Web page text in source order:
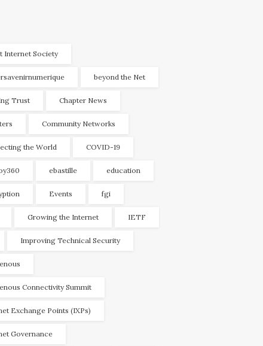
Internet Society
beyond the Net
Trust Chapter News
Community Networks
the World COVID-19
ebastille education
Events fgi
Growing the Internet IETF
Improving Technical Security
Connectivity Summit
Exchange Points (IXPs)
Governance